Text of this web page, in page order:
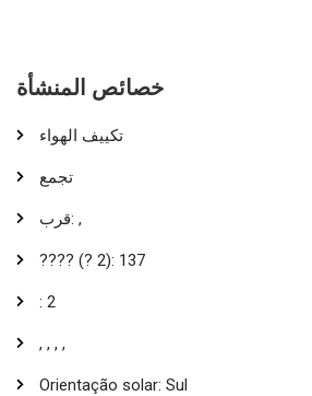
خصائص المنشأة
تكييف الهواء
تجمع
قرب: ,
???? (? 2): 137
: 2
, , , ,
Orientação solar: Sul